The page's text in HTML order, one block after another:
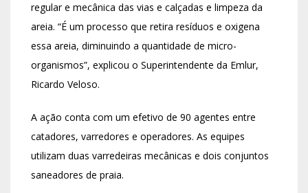
regular e mecânica das vias e calçadas e limpeza da
areia. “É um processo que retira resíduos e oxigena
essa areia, diminuindo a quantidade de micro-
organismos”, explicou o Superintendente da Emlur,
Ricardo Veloso.
A ação conta com um efetivo de 90 agentes entre
catadores, varredores e operadores. As equipes
utilizam duas varredeiras mecânicas e dois conjuntos
saneadores de praia.